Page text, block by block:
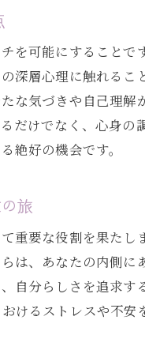
意識へのアクセスを
在意識と向き合うチネ
イザンによる意識の
道でのチネイザンが
意識を解放するチネ
に溜まる感情を解放
道でのチネイザンが
と感情の結びつきを
ネイザンで感情のブロ
道で体感する内臓へ
を可能にすること
深層心理に触れる
な気づきや自己理
だけでなく、心身
絶好の機会です。
旅
重要な役割を果た
は、あなたの内側
自分らしさを追求
けるストレスや不